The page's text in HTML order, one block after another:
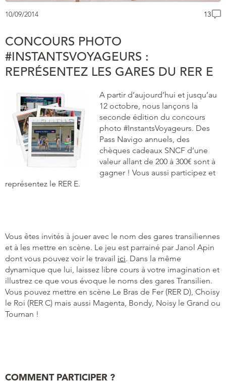
10/09/2014 13
CONCOURS PHOTO
#INSTANTSVOYAGEURS :
REPRÉSENTEZ LES GARES DU RER E
A partir d’aujourd’hui et jusqu’au
12 octobre, nous lançons la
seconde édition du concours
photo #InstantsVoyageurs. Des
Pass Navigo annuels, des
chèques cadeaux SNCF d’une
valeur allant de 200 à 300€ sont à
gagner ! Vous aussi participez et
représentez le RER E.
Vous êtes invités à jouer avec le nom des gares transiliennes
et à les mettre en scène. Le jeu est parrainé par Janol Apin
dont vous pouvez voir le travail ici. Dans la même
dynamique que lui, laissez libre cours à votre imagination et
illustrez ce que vous évoque le noms des gares Transilien.
Vous pouvez mettre en scène Le Bras de Fer (RER D), Choisy
le Roi (RER C) mais aussi Magenta, Bondy, Noisy le Grand ou
Tournan !
COMMENT PARTICIPER ?